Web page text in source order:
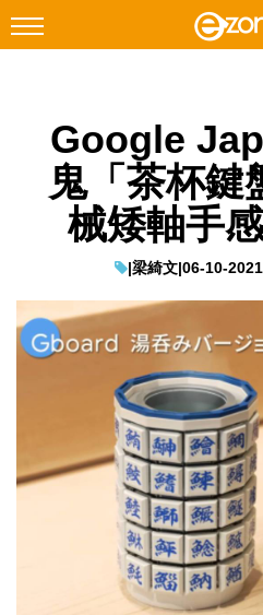
Facebook Instagram
科技焦點
網絡生活
教學評測
EduTech
生成式AI與雲端應用
Enterprise Digital Transformation
Google
鬼「茶杯鍵
械矮軸手
|梁綺文|06-10-